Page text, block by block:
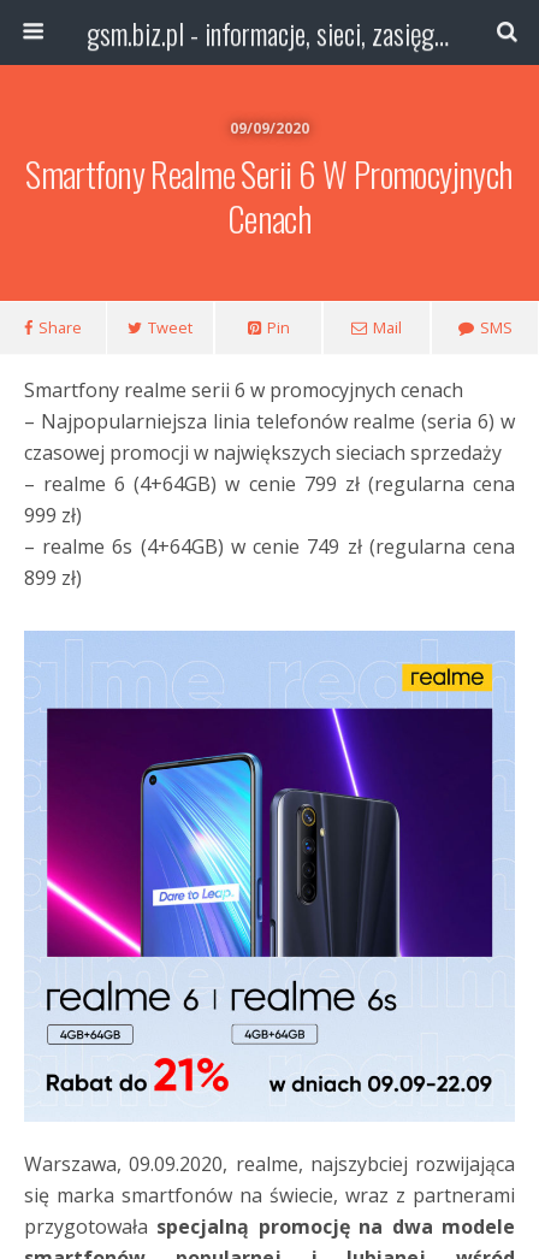
gsm.biz.pl - informacje, sieci, zasięg technologie
09/09/2020
Smartfony Realme Serii 6 W Promocyjnych
Cenach
Share Tweet Pin Mail SMS
Smartfony realme serii 6 w promocyjnych cenach
– Najpopularniejsza linia telefonów realme (seria 6) w
czasowej promocji w największych sieciach sprzedaży
– realme 6 (4+64GB) w cenie 799 zł (regularna cena
999 zł)
– realme 6s (4+64GB) w cenie 749 zł (regularna cena
899 zł)
Warszawa, 09.09.2020, realme, najszybciej rozwijająca
się marka smartfonów na świecie, wraz z partnerami
przygotowała specjalną promocję na dwa modele